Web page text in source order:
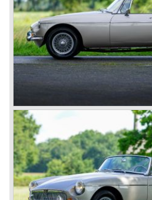
Doordat BMC de Austin Healey in
genomen was er wederom
sportwagen uit de BMC stal
het levenslicht zag.
Dit was een MG B met een 145
zescilindermotor. De auto kon
waarmaken doordat de
dan die van een gewone vier
uitstraling niet van Austin Healey
was eigenlijk te zwaar voor de
Austin Healey opvolger zou
gefuseerde, British Leyland* stal
Triumph TR6 dragen vanaf 1968.
In 1973 kwam er een V8 variant
markt; de MGB V8. Deze was
volledig van aluminium
Leyland) 3.5 liter V8 motor. Deze
nagenoeg hetzelfde als de
motor!